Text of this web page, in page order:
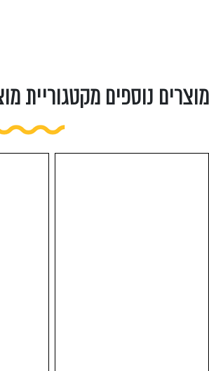
מוצרים נוספים מקטגוריית